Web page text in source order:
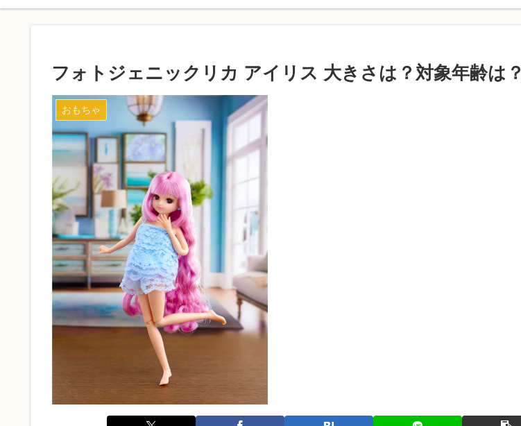
フォトジェニックリカ アイリス 大きさは？対象年齢は？
おもちゃ